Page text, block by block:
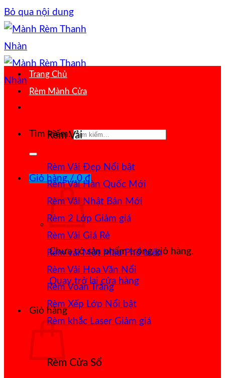
Bỏ qua nội dung
Tìm kiếm:
Giỏ hàng /0₫
Chưa có sản phẩm trong giỏ hàng.
Quay trở lại cửa hàng
Giỏ hàng
Trang Chủ
Rèm Mành Cửa
Rèm Vải
Rèm Vải Đẹp
Rèm Vải Hàn Quốc
Rèm Vải Nhật Bản
Rèm 2 Lớp
Rèm Vải Giá Rẻ
Rèm vải Một Màu
Rèm Vải Hoa Văn Nổi
Rèm Voan Trắng
Rèm Xếp Lớp
Rèm khắc Laser
Rèm Cửa Sổ